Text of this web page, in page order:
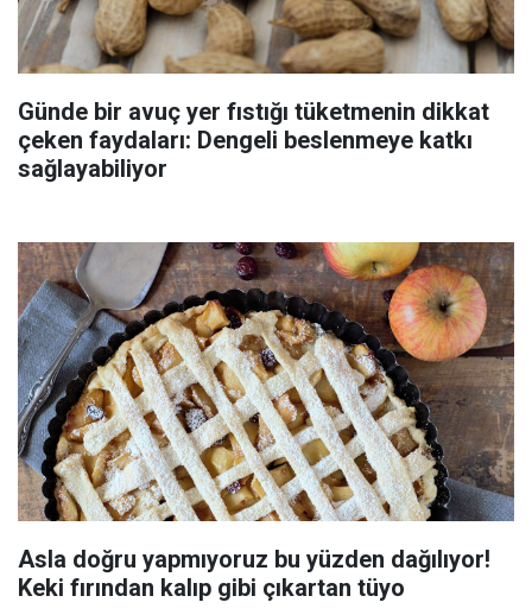
Günde bir avuç yer fıstığı tüketmenin dikkat
çeken faydaları: Dengeli beslenmeye katkı
sağlayabiliyor
Asla doğru yapmıyoruz bu yüzden dağılıyor!
Keki fırından kalıp gibi çıkartan tüyo